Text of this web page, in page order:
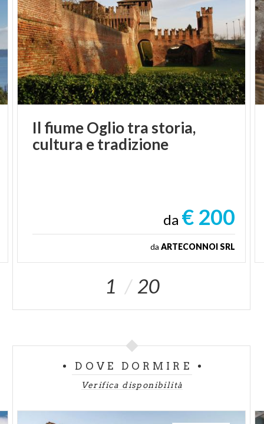
Il fiumeOgliotra storia,
cultura etradizione
da € 200
da ARTECONNOI SRL
1 20
DOVE DORMIRE
Verifica disponibilità